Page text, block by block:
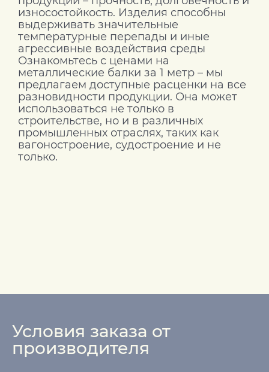
износостойкость. Изделия способны
выдерживать значительные
температурные перепады и иные
агрессивные воздействия среды
Ознакомьтесь с ценами на
металлические балки за 1 метр – мы
предлагаем доступные расценки на все
разновидности продукции. Она может
использоваться не только в
строительстве, но и в различных
промышленных отраслях, таких как
вагоностроение, судостроение и не
только.
Условия заказа от
производителя